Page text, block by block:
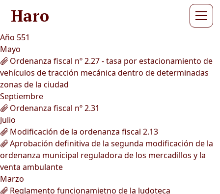
Haro
Año 551
Mayo
Ordenanza fiscal nº 2.27 - tasa por estacionamiento de
vehículos de tracción mecánica dentro de determinadas
zonas de la ciudad
Septiembre
Ordenanza fiscal nº 2.31
Julio
Modificación de la ordenanza fiscal 2.13
Aprobación definitiva de la segunda modificación de la
ordenanza municipal reguladora de los mercadillos y la
venta ambulante
Marzo
Reglamento funcionamietno de la ludoteca